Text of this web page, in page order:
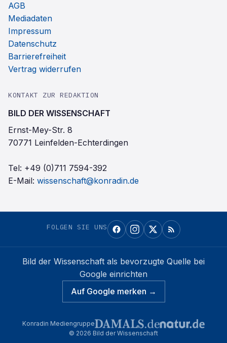
AGB
Mediadaten
Impressum
Datenschutz
Barrierefreiheit
Vertrag widerrufen
KONTAKT ZUR REDAKTION
BILD DER WISSENSCHAFT
Ernst-Mey-Str. 8
70771 Leinfelden-Echterdingen
Tel: +49 (0)711 7594-392
E-Mail: wissenschaft@konradin.de
FOLGEN SIE UNS
Bild der Wissenschaft als bevorzugte Quelle bei
Google einrichten
Auf Google merken →
Konradin Mediengruppe
© 2026 Bild der Wissenschaft